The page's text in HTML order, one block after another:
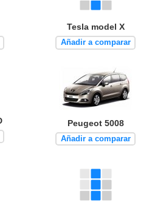
Tesla model X
Añadir a comparar
Peugeot 5008
Añadir a comparar